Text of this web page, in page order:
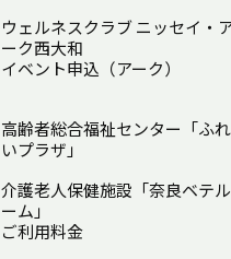
ウェルネスクラブ ニッセイ・
ーク西大和
イベント申込（アーク）
高齢者総合福祉センター「ふ
いプラザ」
介護老人保健施設「奈良ベテ
ーム」
ご利用料金